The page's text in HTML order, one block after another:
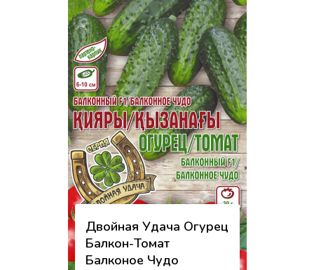
- + КУПИТЬ
на страницу товара
Двойная Удача Огурец
Балкон-Томат
Балконое Чудо